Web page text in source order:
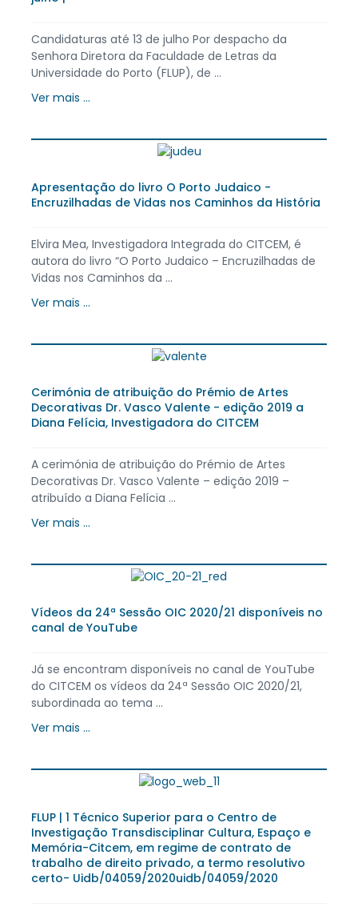
Candidaturas até 13 de julho Por despacho da
Senhora Diretora da Faculdade de Letras da
Universidade do Porto (FLUP), de ...
Ver mais ...
Apresentação do livro O Porto Judaico -
Encruzilhadas de Vidas nos Caminhos da História
Elvira Mea, Investigadora Integrada do CITCEM, é
autora do livro “O Porto Judaico – Encruzilhadas de
Vidas nos Caminhos da ...
Ver mais ...
Cerimónia de atribuição do Prémio de Artes
Decorativas Dr. Vasco Valente - edição 2019 a
Diana Felícia, Investigadora do CITCEM
A cerimónia de atribuição do Prémio de Artes
Decorativas Dr. Vasco Valente – edição 2019 –
atribuído a Diana Felícia ...
Ver mais ...
Vídeos da 24ª Sessão OIC 2020/21 disponíveis no
canal de YouTube
Já se encontram disponíveis no canal de YouTube
do CITCEM os vídeos da 24ª Sessão OIC 2020/21,
subordinada ao tema ...
Ver mais ...
FLUP | 1 Técnico Superior para o Centro de
Investigação Transdisciplinar Cultura, Espaço e
Memória-Citcem, em regime de contrato de
trabalho de direito privado, a termo resolutivo
certo- Uidb/04059/2020uidb/04059/2020